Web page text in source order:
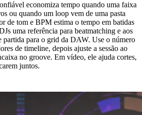
economiza tempo quando uma faixa
ou quando um loop vem de uma pasta
de tom e BPM estima o tempo em batidas
uma referência para beatmatching e aos
partida para o grid da DAW. Use o número
de timeline, depois ajuste a sessão ao
no groove. Em vídeo, ele ajuda cortes,
juntos.